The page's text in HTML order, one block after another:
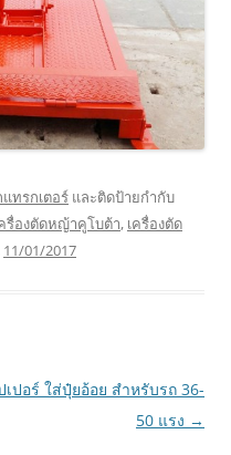
ทรกเตอร์ และติดป้ายกำกับ
รื่องตัดหญ้าคูโบต้า, เครื่องตัด
11/01/2017
เปอร์ ใส่ปุ๋ยอ้อย สำหรับรถ 36-
50 แรง →